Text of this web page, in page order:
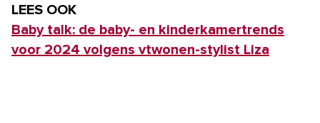
LEES OOK
Baby talk: de baby- en kinderkamertrends
voor 2024 volgens vtwonen-stylist Liza